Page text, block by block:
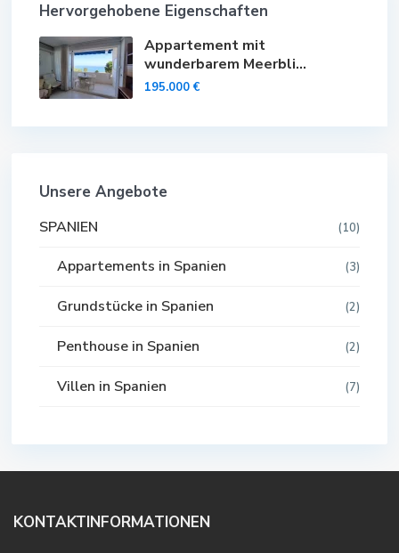
Hervorgehobene Eigenschaften
Appartement mit
wunderbarem Meerbli...
195.000 €
Unsere Angebote
SPANIEN (10)
Appartements in Spanien (3)
Grundstücke in Spanien (2)
Penthouse in Spanien (2)
Villen in Spanien (7)
KONTAKTINFORMATIONEN